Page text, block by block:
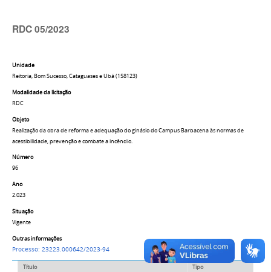
RDC 05/2023
Unidade
Reitoria, Bom Sucesso, Cataguases e Ubá (158123)
Modalidade da licitação
RDC
Objeto
Realização da obra de reforma e adequação do ginásio do Campus Barbacena às normas de
acessibilidade, prevenção e combate a incêndio.
Número
96
Ano
2.023
Situação
Vigente
Outras informações
Processo: 23223.000642/2023-94
Título
Tipo